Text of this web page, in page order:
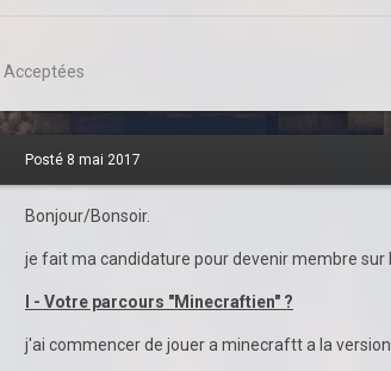
Acceptées
Posté 8 mai 2017
Bonjour/Bonsoir.
je fait ma candidature pour devenir membre sur
I - Votre parcours "Minecraftien" ?
j'ai commencer de jouer a minecraftt a la